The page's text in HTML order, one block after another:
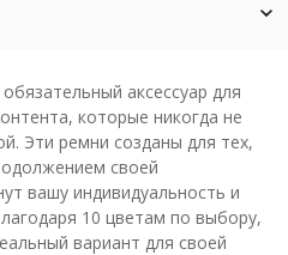
аксессуар для
которые никогда не
Эти ремни созданы для тех,
своей
вашу индивидуальность и
10 цветам по выбору,
вариант для своей